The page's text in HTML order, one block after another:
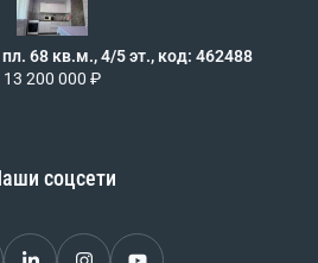
68 кв.м., 4/5 эт., код: 462488
13 200 000 ₽
соцсети